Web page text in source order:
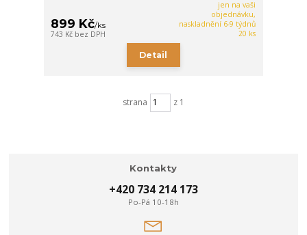
899 Kč/ks
743 Kč bez DPH
jen na vaši
objednávku,
naskladnění 6-9 týdnů
20 ks
Detail
strana z 1
Kontakty
+420 734 214 173
Po-Pá 10-18h